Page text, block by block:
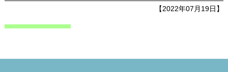
【2022年07月19日】